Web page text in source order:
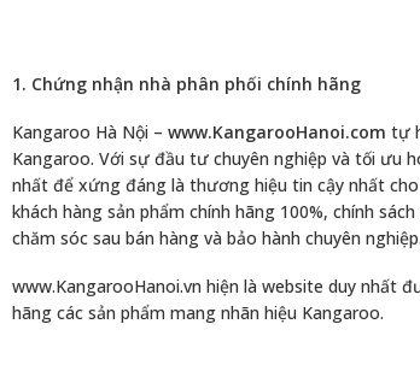
1. Chứng nhận nhà phân phối chính hãng
Kangaroo Hà Nội – www.KangarooHanoi.com tự
Kangaroo. Với sự đầu tư chuyên nghiệp và tối ưu
nhất để xứng đáng là thương hiệu tin cậy nhất
khách hàng sản phẩm chính hãng 100%, chính
chăm sóc sau bán hàng và bảo hành chuyên nghiệp.
www.KangarooHanoi.vn hiện là website duy nhất
hãng các sản phẩm mang nhãn hiệu Kangaroo.